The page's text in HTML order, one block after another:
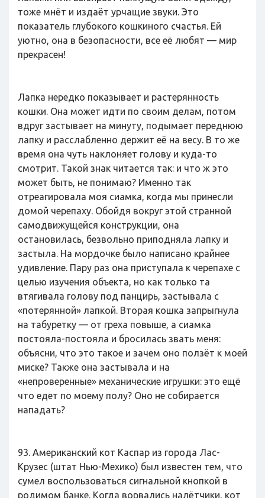
тоже мнёт и издаёт урчащие звуки. Это
показатель глубокого кошкиного счастья. Ей
уютно, она в безопасности, все её любят — мир
прекрасен!
Лапка нередко показывает и растерянность
кошки. Она может идти по своим делам, потом
вдруг застывает на минуту, подымает переднюю
лапку и расслабленно держит её на весу. В то же
время она чуть наклоняет голову и куда-то
смотрит. Такой знак читается так: и что ж это
может быть, не понимаю? Именно так
отреагировала моя сиамка, когда мы принесли
домой черепаху. Обойдя вокруг этой странной
самодвижущейся конструкции, она
остановилась, безвольно приподняла лапку и
застыла. На мордочке было написано крайнее
удивление. Пару раз она приступала к черепахе с
целью изучения объекта, но как только та
втягивала голову под панцирь, застывала с
«потерянной» лапкой. Вторая кошка запрыгнула
на табуретку — от греха повыше, а сиамка
постояла-постояла и бросилась звать меня:
объясни, что это такое и зачем оно ползёт к моей
миске? Также она застывала и на
«непроверенные» механические игрушки: это ещё
что едет по моему полу? Оно не собирается
нападать?
93. Американский кот Каспар из города Лас-
Крузес (штат Нью-Мехико) был известен тем, что
сумел воспользоваться сигнальной кнопкой в
родимом банке. Когда ворвались налётчики, кот